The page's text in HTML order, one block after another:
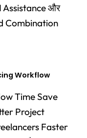
Assistance और
Combination
Workflow
Time Save
Project
Faster